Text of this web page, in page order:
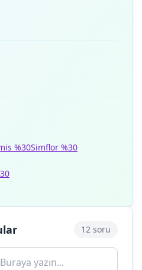
%30Simflor %30
12 soru